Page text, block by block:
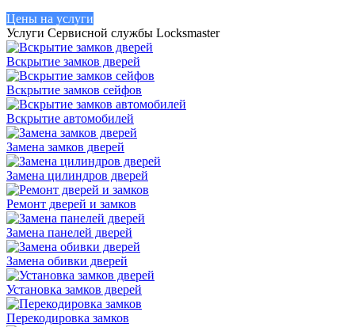
Цены на услуги
Услуги Сервисной службы Locksmaster
Вскрытие замков дверей
Вскрытие замков сейфов
Вскрытие автомобилей
Замена замков дверей
Замена цилиндров дверей
Ремонт дверей и замков
Замена панелей дверей
Замена обивки дверей
Установка замков дверей
Перекодировка замков